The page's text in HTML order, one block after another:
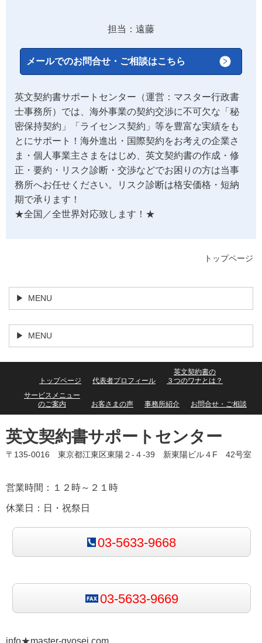
担当：遠藤
メールでのお問合せ・ご相談はこちら
英文契約書サポートセンター（運営：マスター行政書
士事務所）では、海外事業の契約交渉に不可欠な「秘
密保持契約」「ライセンス契約」等を豊富な実績をも
とにサポート！海外進出・国際契約をお考えの企業さ
ま・個人事業主さまをはじめ、英文契約書の作成・修
正・要約・リスク診断・交渉などでお困りの方は当事
務所へお任せください。リスク診断は格安価格・短納
期で承ります！
★全国／全世界対応致します！★
トップページ
MENU
MENU
トップページ 代表者プロフィール
英文契約書の
３つのワナとは？
サービスメニュー
のご案内
お客さまの声 事務所紹介 お問合せ・ご相談
英文契約書サポートセンター
〒135-0016 東京都江東区東陽２-４-39 新東陽ビル４F 42号室
営業時間：１２時～２１時
休業日：日・祝祭日
03-5633-9668
03-5633-9669
info★master-gyosei.com